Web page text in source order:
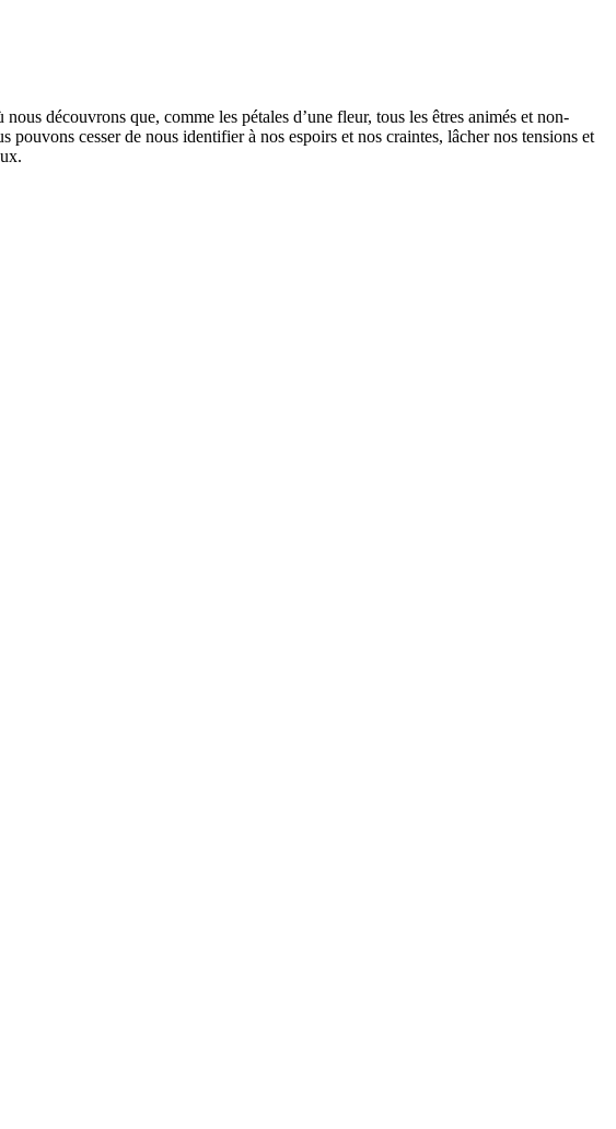
découvrons que, comme les pétales d’une fleur, tous les êtres animés et non-
cesser de nous identifier à nos espoirs et nos craintes, lâcher nos tensions et